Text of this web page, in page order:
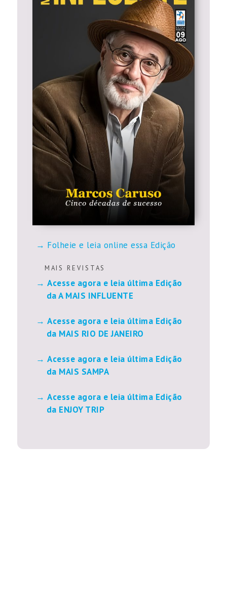
Folheie e leia online essa Edição
M A I S R E V I S T A S
Acesse agora e leia última Edição
da A MAIS INFLUENTE
Acesse agora e leia última Edição
da MAIS RIO DE JANEIRO
Acesse agora e leia última Edição
da MAIS SAMPA
Acesse agora e leia última Edição
da ENJOY TRIP